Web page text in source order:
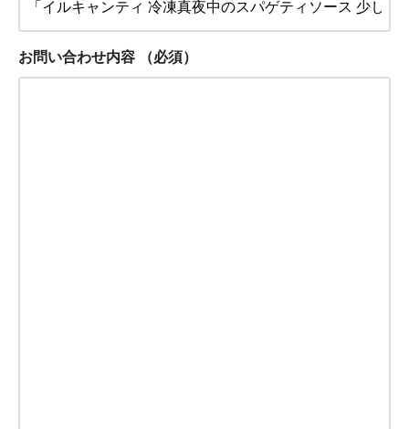
お問い合わせ内容 （必須）